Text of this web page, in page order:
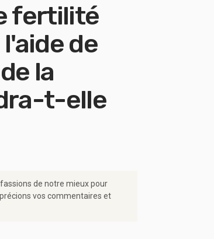
fertilité
de
la
t-elle
de notre mieux pour
vos commentaires et